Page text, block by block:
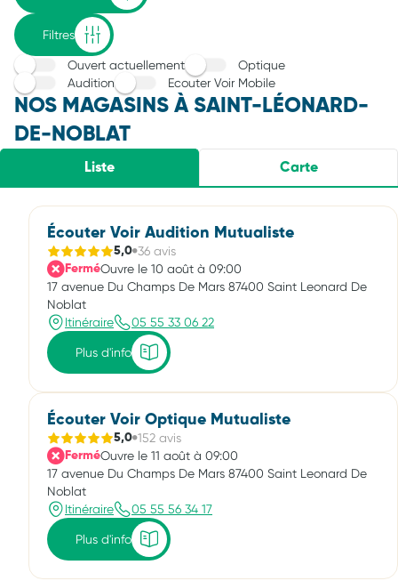
Filtres
Ouvert actuellement
Optique
Audition
Ecouter Voir Mobile
NOS MAGASINS À SAINT-LÉONARD-
DE-NOBLAT
Liste Carte
Écouter Voir Audition Mutualiste
5,0 36 avis
FerméOuvre le 10 août à 09:00
17 avenue Du Champs De Mars 87400 Saint Leonard De
Noblat
Itinéraire
05 55 33 06 22
Plus d'info
Écouter Voir Optique Mutualiste
5,0 152 avis
FerméOuvre le 11 août à 09:00
17 avenue Du Champs De Mars 87400 Saint Leonard De
Noblat
Itinéraire
05 55 56 34 17
Plus d'info